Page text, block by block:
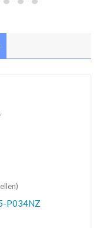
P034NZ